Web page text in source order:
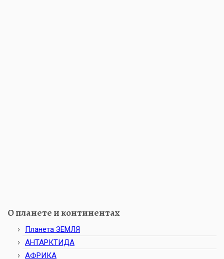
О планете и континентах
Планета ЗЕМЛЯ
АНТАРКТИДА
АФРИКА